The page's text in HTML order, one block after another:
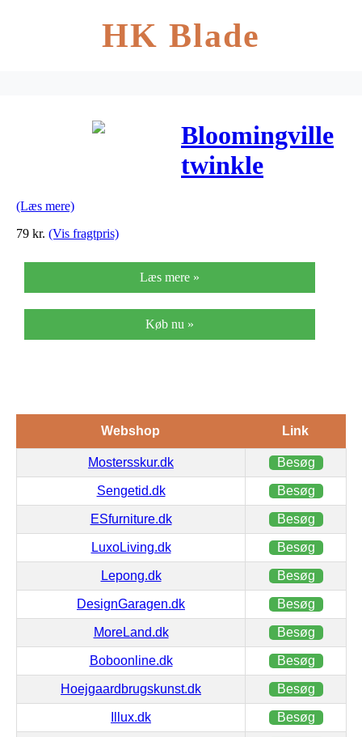
HK Blade
Bloomingville
twinkle
(Læs mere)
79 kr. (Vis fragtpris)
Læs mere »
Køb nu »
Webshop Link
Mostersskur.dk Besøg
Sengetid.dk Besøg
ESfurniture.dk Besøg
LuxoLiving.dk Besøg
Lepong.dk Besøg
DesignGaragen.dk Besøg
MoreLand.dk Besøg
Boboonline.dk Besøg
Hoejgaardbrugskunst.dk Besøg
Illux.dk Besøg